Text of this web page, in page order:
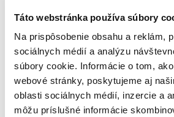
Táto webstránka používa súbory
Na prispôsobenie obsahu a reklám,
sociálnych médií a analýzu
súbory cookie. Informácie o tom,
webové stránky, poskytujeme aj
oblasti sociálnych médií, inzercie a
môžu príslušné informácie
Informácie
Žáner
aktivity
Počet strán 18
K stiahnutiu